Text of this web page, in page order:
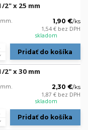
2" x 25 mm
1,90 €/ks
1,54 € bez DPH
skladom
Pridať do košíka
2" x 30 mm
2,30 €/ks
1,87 € bez DPH
skladom
Pridať do košíka